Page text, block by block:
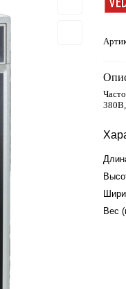
Вес